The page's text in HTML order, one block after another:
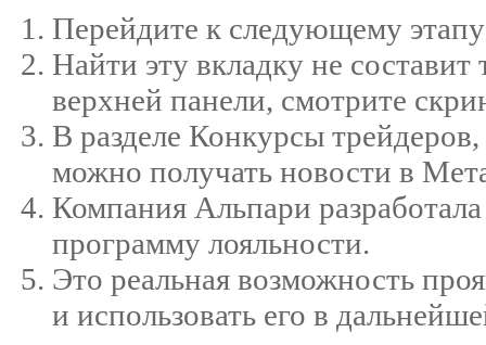
Перейдите к следующему
Найти эту вкладку не составит
верхней панели, смотрите
В разделе Конкурсы
можно получать новости в
Компания Альпари
программу лояльности.
Это реальная возможность
и использовать его в